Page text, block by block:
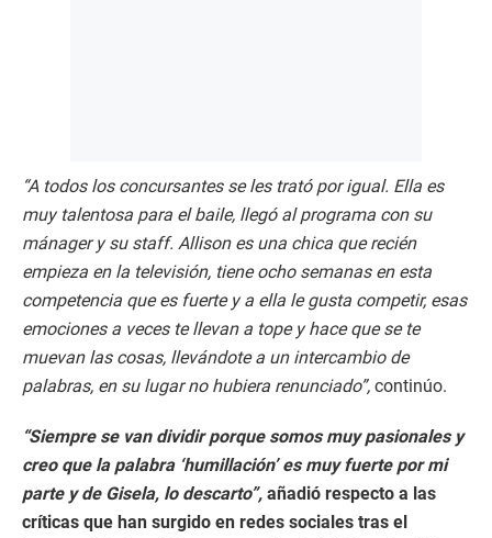
“A todos los concursantes se les trató por igual. Ella es
muy talentosa para el baile, llegó al programa con su
mánager y su staff. Allison es una chica que recién
empieza en la televisión, tiene ocho semanas en esta
competencia que es fuerte y a ella le gusta competir, esas
emociones a veces te llevan a tope y hace que se te
muevan las cosas, llevándote a un intercambio de
palabras, en su lugar no hubiera renunciado”, continúo.
“Siempre se van dividir porque somos muy pasionales y
creo que la palabra ‘humillación’ es muy fuerte por mi
parte y de Gisela, lo descarto”, añadió respecto a las
críticas que han surgido en redes sociales tras el